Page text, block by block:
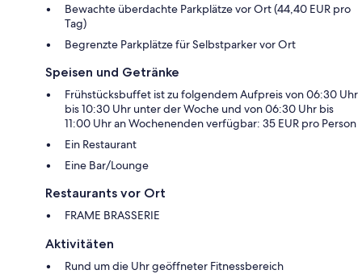
Bewachte überdachte Parkplätze vor Ort (44,40 EUR pro
Tag)
Begrenzte Parkplätze für Selbstparker vor Ort
Speisen und Getränke
Frühstücksbuffet ist zu folgendem Aufpreis von 06:30 Uhr
bis 10:30 Uhr unter der Woche und von 06:30 Uhr bis
11:00 Uhr an Wochenenden verfügbar: 35 EUR pro Person
Ein Restaurant
Eine Bar/Lounge
Restaurants vor Ort
FRAME BRASSERIE
Aktivitäten
Rund um die Uhr geöffneter Fitnessbereich